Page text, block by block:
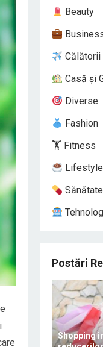
Beauty
Călătorii
Casă și
Diverse
Fashion
🏋️ Fitness
Lifestyle
Sănătate
Postări
Shopping